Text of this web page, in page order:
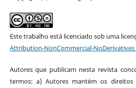
Este trabalho está licenciado sob uma
Attribution-NonCommercial-NoDerivatives
Autores que publicam nesta revista
termos: a) Autores mantém os direitos